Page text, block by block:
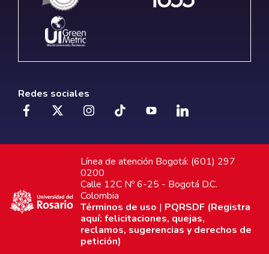
Redes sociales
Línea de atención Bogotá: (601) 297
0200
Calle 12C Nº 6-25 - Bogotá D.C.
Colombia
Términos de uso | PQRSDF (Registra
aquí: felicitaciones, quejas,
reclamos, sugerencias y derechos de
petición)